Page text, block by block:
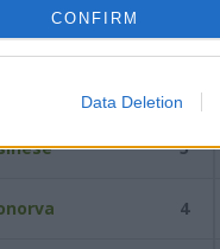
CONFIRM
Data Deletion
5
4